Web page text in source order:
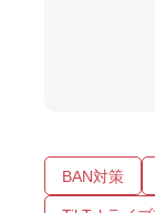
BAN対策